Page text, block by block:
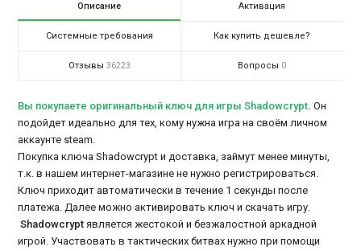
Описание Активация
Системные требования Как купить дешевле?
Отзывы 36223 Вопросы 0
Вы покупаете оригинальный ключ для игры Shadowcrypt. Он
подойдет идеально для тех, кому нужна игра на своём личном
аккаунте steam.
Покупка ключа Shadowcrypt и доставка, займут менее минуты,
т.к. в нашем интернет-магазине не нужно регистрироваться.
Ключ приходит автоматически в течение 1 секунды после
платежа. Далее можно активировать ключ и скачать игру.
Shadowcryptявляется жестокой и безжалостной аркадной
игрой. Участвовать в тактических битвах нужно при помощи